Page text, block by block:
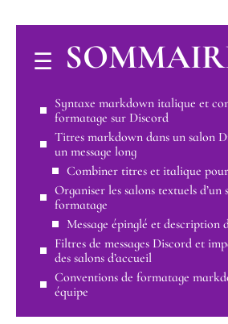
Syntaxe markdown italique et
formatage sur Discord
Titres markdown dans un salon
un message long
Combiner titres et italique
Organiser les salons textuels
formatage
Message épinglé et description
Filtres de messages Discord et
des salons d’accueil
Conventions de formatage
équipe